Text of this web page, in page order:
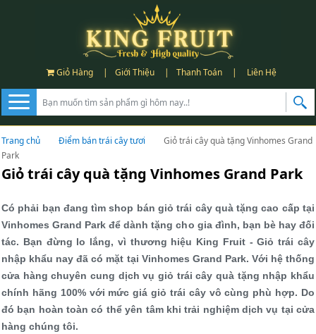
Giỏ Hàng | Giới Thiệu | Thanh Toán | Liên Hệ
Trang chủ Điểm bán trái cây tươi
Giỏ trái cây quà tặng Vinhomes Grand
Park
Giỏ trái cây quà tặng Vinhomes Grand Park
Có phải bạn đang tìm shop bán giỏ trái cây quà tặng cao cấp tại
Vinhomes Grand Park để dành tặng cho gia đình, bạn bè hay đối
tác. Bạn đừng lo lắng, vì thương hiệu King Fruit - Giỏ trái cây
nhập khẩu nay đã có mặt tại Vinhomes Grand Park. Với hệ thống
cửa hàng chuyên cung dịch vụ giỏ trái cây quà tặng nhập khẩu
chính hãng 100% với mức giá giỏ trái cây vô cùng phù hợp. Do
đó bạn hoàn toàn có thể yên tâm khi trải nghiệm dịch vụ tại cửa
hàng chúng tôi.